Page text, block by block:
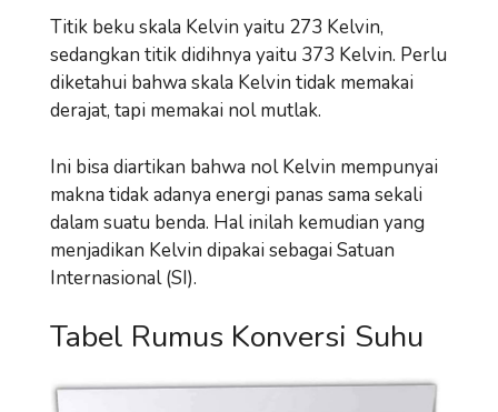
Titik beku skala Kelvin yaitu 273 Kelvin,
sedangkan titik didihnya yaitu 373 Kelvin. Perlu
diketahui bahwa skala Kelvin tidak memakai
derajat, tapi memakai nol mutlak.
Ini bisa diartikan bahwa nol Kelvin mempunyai
makna tidak adanya energi panas sama sekali
dalam suatu benda. Hal inilah kemudian yang
menjadikan Kelvin dipakai sebagai Satuan
Internasional (SI).
Tabel Rumus Konversi Suhu